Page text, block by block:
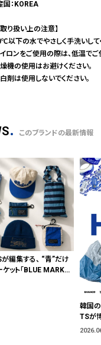
国：KOREA
取り扱い上の注意】
以下の水でやさしく手洗いして
イロンをご使用の際は、低温でご
燥機の使用はお避けください。
白剤は使用しないでください。
このブランドの最新情報
編集する、 “青”だけ
ット「BLUE MARKE
はなく、"色"から出会
韓国
TSが